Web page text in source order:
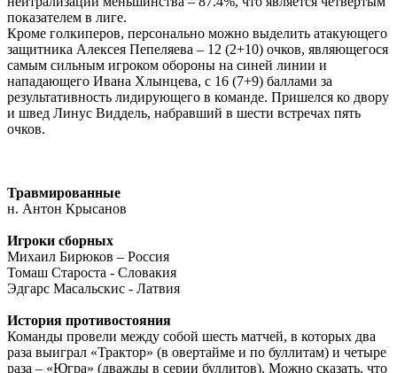
показателем в лиге.
Кроме голкиперов, персонально можно выделить атакующего
защитника Алексея Пепеляева – 12 (2+10) очков, являющегося
самым сильным игроком обороны на синей линии и
нападающего Ивана Хлынцева, с 16 (7+9) баллами за
результативность лидирующего в команде. Пришелся ко двору
и швед Линус Виддель, набравший в шести встречах пять
очков.
Травмированные
н. Антон Крысанов
Игроки сборных
Михаил Бирюков – Россия
Томаш Староста - Словакия
Эдгарс Масальскис - Латвия
История противостояния
Команды провели между собой шесть матчей, в которых два
раза выиграл «Трактор» (в овертайме и по буллитам) и четыре
раза – «Югра» (дважды в серии буллитов). Можно сказать, что